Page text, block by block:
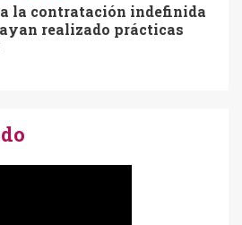
la contratación indefinida
realizado prácticas